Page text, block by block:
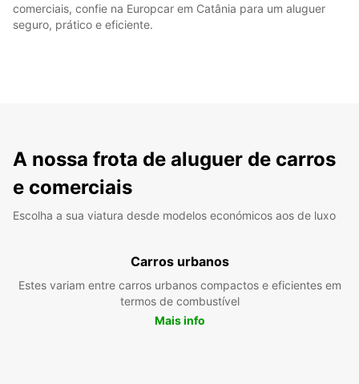
comerciais, confie na Europcar em Catânia para um aluguer
seguro, prático e eficiente.
A nossa frota de aluguer de carros
e comerciais
Escolha a sua viatura desde modelos económicos aos de luxo
Carros urbanos
Estes variam entre carros urbanos compactos e eficientes em
termos de combustível
Mais info